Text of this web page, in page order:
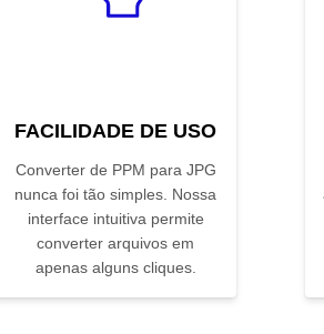
FACILIDADE DE USO
Converter de PPM para JPG
nunca foi tão simples. Nossa
interface intuitiva permite
converter arquivos em
apenas alguns cliques.